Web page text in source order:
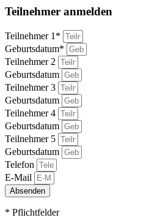
Teilnehmer anmelden
Teilnehmer 1*
Geburtsdatum*
Teilnehmer 2
Geburtsdatum
Teilnehmer 3
Geburtsdatum
Teilnehmer 4
Geburtsdatum
Teilnehmer 5
Geburtsdatum
Telefon
E-Mail
Absenden
* Pflichtfelder